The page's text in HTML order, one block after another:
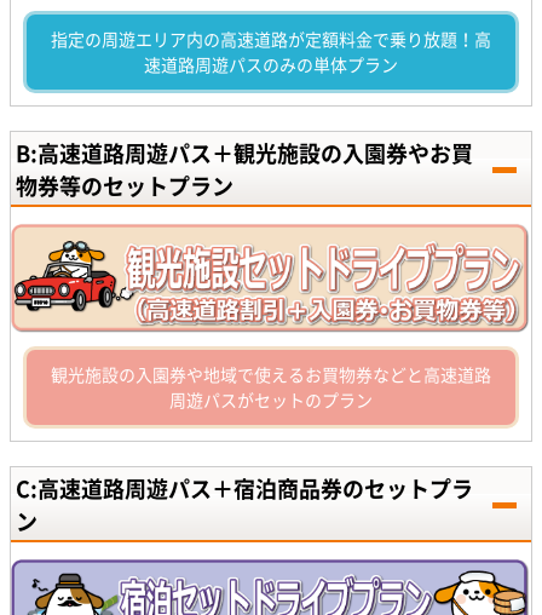
指定の周遊エリア内の高速道路が定額料金で乗り放題！高
速道路周遊パスのみの単体プラン
B:高速道路周遊パス＋観光施設の入園券やお買
物券等のセットプラン
観光施設の入園券や地域で使えるお買物券などと高速道路
周遊パスがセットのプラン
C:高速道路周遊パス＋宿泊商品券のセットプラ
ン